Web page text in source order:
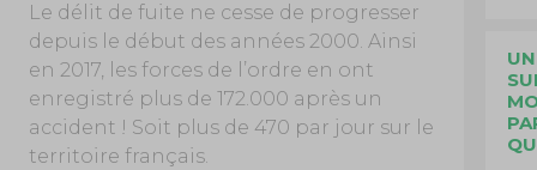
Le délit de fuite ne cesse de progresser
depuis le début des années 2000. Ainsi
en 2017, les forces de l’ordre en ont
enregistré plus de 172.000 après un
accident ! Soit plus de 470 par jour sur le
territoire français.